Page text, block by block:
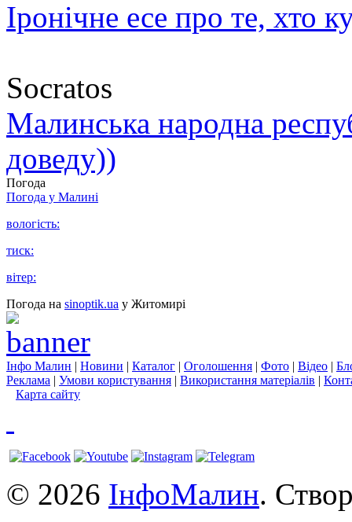
Іронічне есе про те, хто
Socratos
Малинська народна
доведу))
Погода
Погода у Малині
вологість:
тиск:
вітер:
Погода на sinoptik.ua у Житомирі
Інфо Малин | Новини | Каталог | Оголошення | Фото | Відео |
Реклама | Умови користування | Використання матеріалів |
Карта сайту
© 2026 ІнфоМалин.